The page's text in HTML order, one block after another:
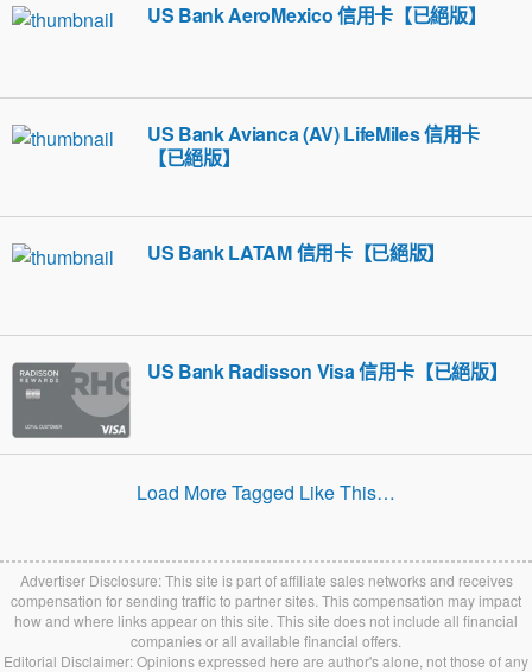
US Bank AeroMexico 信用卡【已絕版】
US Bank Avianca (AV) LifeMiles 信用卡
【已絕版】
US Bank LATAM 信用卡【已絕版】
US Bank Radisson Visa 信用卡【已絕版】
Load More Tagged Like This…
Advertiser Disclosure: This site is part of affiliate sales networks and receives
compensation for sending traffic to partner sites. This compensation may impact
how and where links appear on this site. This site does not include all financial
companies or all available financial offers.
Editorial Disclaimer: Opinions expressed here are author's alone, not those of any